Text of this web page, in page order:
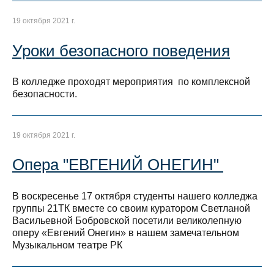
19 октября 2021 г.
Уроки безопасного поведения
В колледже проходят мероприятия по комплексной
безопасности.
19 октября 2021 г.
Опера "ЕВГЕНИЙ ОНЕГИН"
В воскресенье 17 октября студенты нашего колледжа
группы 21ТК вместе со своим куратором Светланой
Васильевной Бобровской посетили великолепную
оперу «Евгений Онегин» в нашем замечательном
Музыкальном театре РК